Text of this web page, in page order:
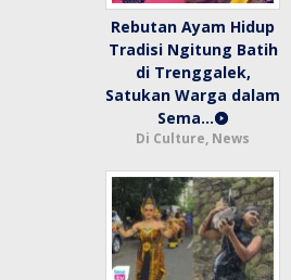
Rebutan Ayam Hidup
Tradisi Ngitung Batih
di Trenggalek,
Satukan Warga dalam
Sema…
Di Culture, News